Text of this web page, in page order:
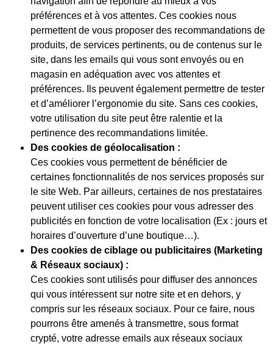
préférences et à vos attentes. Ces cookies nous
permettent de vous proposer des recommandations de
produits, de services pertinents, ou de contenus sur le
site, dans les emails qui vous sont envoyés ou en
magasin en adéquation avec vos attentes et
préférences. Ils peuvent également permettre de tester
et d’améliorer l’ergonomie du site. Sans ces cookies,
votre utilisation du site peut être ralentie et la
pertinence des recommandations limitée.
Des cookies de géolocalisation :
Ces cookies vous permettent de bénéficier de
certaines fonctionnalités de nos services proposés sur
le site Web. Par ailleurs, certaines de nos prestataires
peuvent utiliser ces cookies pour vous adresser des
publicités en fonction de votre localisation (Ex : jours et
horaires d’ouverture d’une boutique…).
Des cookies de ciblage ou publicitaires (Marketing
& Réseaux sociaux) :
Ces cookies sont utilisés pour diffuser des annonces
qui vous intéressent sur notre site et en dehors, y
compris sur les réseaux sociaux. Pour ce faire, nous
pourrons être amenés à transmettre, sous format
crypté, votre adresse emails aux réseaux sociaux